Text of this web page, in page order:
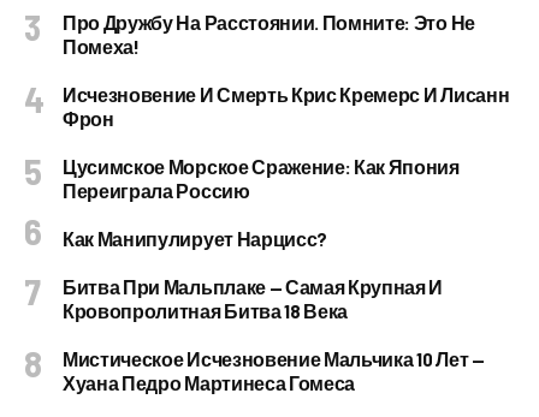
Про Дружбу На Расстоянии. Помните: Это Не
Помеха!
Исчезновение И Смерть Крис Кремерс И Лисанн
Фрон
Цусимское Морское Сражение: Как Япония
Переиграла Россию
Как Манипулирует Нарцисс?
Битва При Мальплаке — Самая Крупная И
Кровопролитная Битва 18 Века
Мистическое Исчезновение Мальчика 10 Лет —
Хуана Педро Мартинеса Гомеса